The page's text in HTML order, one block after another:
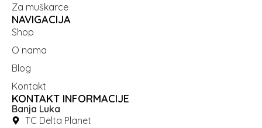
Za muškarce
NAVIGACIJA
Shop
O nama
Blog
Kontakt
KONTAKT INFORMACIJE
Banja Luka
TC Delta Planet